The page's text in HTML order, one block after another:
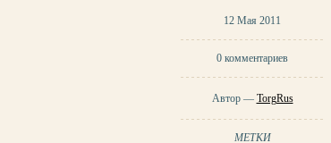
12 Мая 2011
0 комментариев
Автор — TorgRus
МЕТКИ